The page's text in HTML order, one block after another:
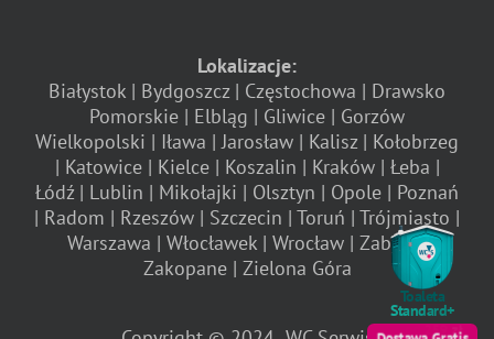
Lokalizacje:
Białystok
Bydgoszcz Częstochowa
Drawsko
Pomorskie
Elbląg Gliwice
Gorzów
Wielkopolski
Iława Jarosław Kalisz
Kołobrzeg
Katowice
Kielce Koszalin Kraków
Łeba
Łódź
Lublin Mikołajki Olsztyn Opole
Poznań
Radom
Rzeszów Szczecin Toruń
Trójmiasto
Warszawa
Włocławek Wrocław
Zabrze
Zakopane
Zielona Góra
Toaleta
Standard+